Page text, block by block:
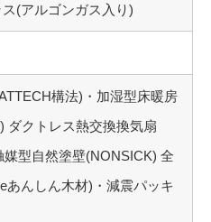
(アルゴンガス入り)
構法)・加湿型床暖房
ダクトレス熱交換換気扇
型自然塗壁(NONSICK) 全
あんしん木材)・減震パッキ